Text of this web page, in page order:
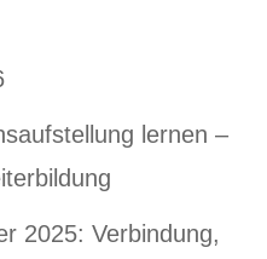
lernen –
2025: Verbindung,